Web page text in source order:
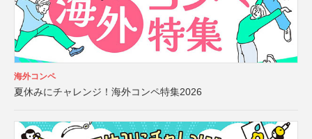
海外コンペ
夏休みにチャレンジ！海外コンペ特集2026